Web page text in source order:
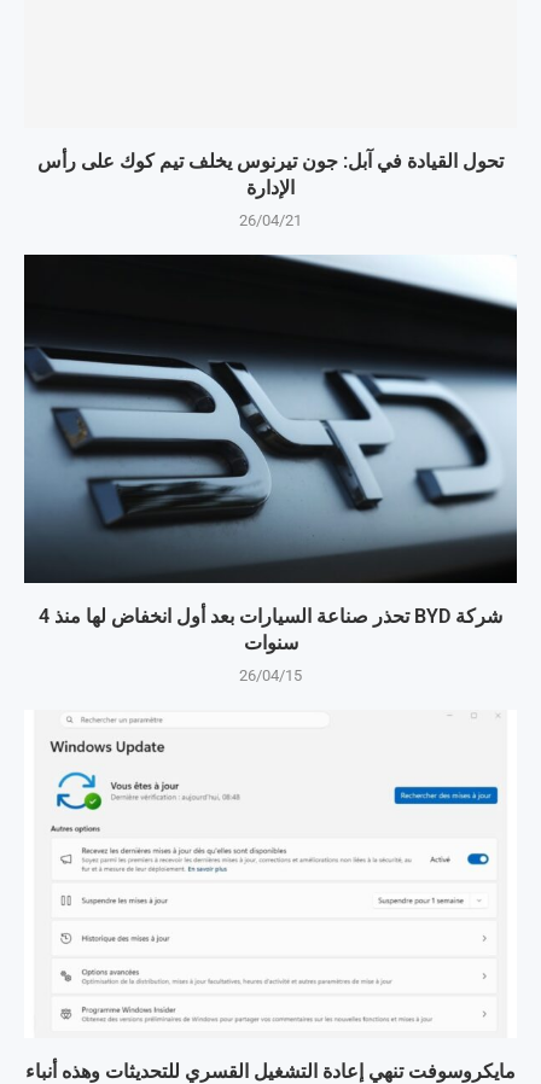
تحول القيادة في آبل: جون تيرنوس يخلف تيم كوك على رأس
الإدارة
26/04/21
شركة BYD تحذر صناعة السيارات بعد أول انخفاض لها منذ 4
سنوات
26/04/15
مايكروسوفت تنهي إعادة التشغيل القسري للتحديثات وهذه أنباء